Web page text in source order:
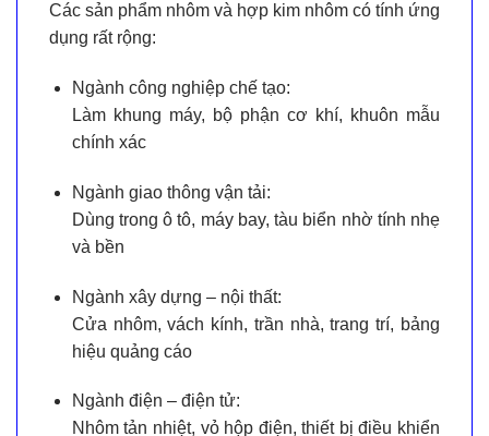
Các sản phẩm nhôm và hợp kim nhôm có tính ứng
dụng rất rộng:
Ngành công nghiệp chế tạo:
Làm khung máy, bộ phận cơ khí, khuôn mẫu
chính xác
Ngành giao thông vận tải:
Dùng trong ô tô, máy bay, tàu biển nhờ tính nhẹ
và bền
Ngành xây dựng – nội thất:
Cửa nhôm, vách kính, trần nhà, trang trí, bảng
hiệu quảng cáo
Ngành điện – điện tử:
Nhôm tản nhiệt, vỏ hộp điện, thiết bị điều khiển